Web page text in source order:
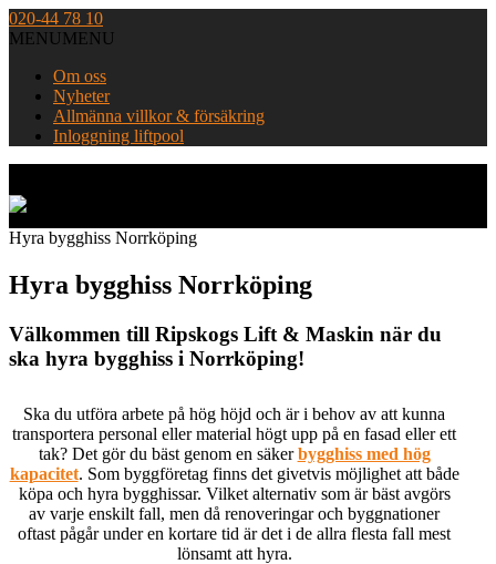
Skip
to
020-44 78 10
MENUMENU
Om oss
Nyheter
Allmänna villkor & försäkring
Inloggning liftpool
Hyra bygghiss Norrköping
Hyra bygghiss Norrköping
Välkommen till Ripskogs Lift & Maskin när du
ska hyra bygghiss i Norrköping!
Ska du utföra arbete på hög höjd och är i behov av att kunna
transportera personal eller material högt upp på en fasad eller ett
tak? Det gör du bäst genom en säkerbygghiss med hög
kapacitet. Som byggföretag finns det givetvis möjlighet att både
köpa och hyra bygghissar. Vilket alternativ som är bäst avgörs
av varje enskilt fall, men då renoveringar och byggnationer
oftast pågår under en kortare tid är det i de allra flesta fall mest
lönsamt att hyra.